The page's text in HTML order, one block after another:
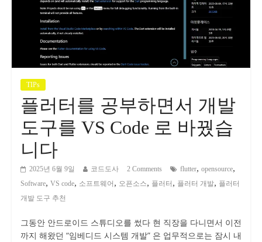
TIPs
플러터를 공부하면서 개발
도구를 VS Code 로 바꿨습
니다
2025년 6월 9일 코드도사 2 Comments flutter, opensource,
Software, VS code, 소프트웨어 , 오픈소스, 플러터 , 플러터 개발, 플러터
개발 도구 추천
그동안 안드로이드 스튜디오를 썼다 현 직장을 다니면서 이전
까지 해왔던 “임베디드 시스템 개발” 은 업무적으로는 잠시 내